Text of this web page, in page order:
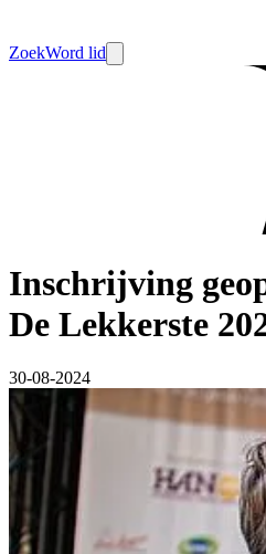
ZoekWord lid
Inschrijving
De Lekkerste
30-08-2024